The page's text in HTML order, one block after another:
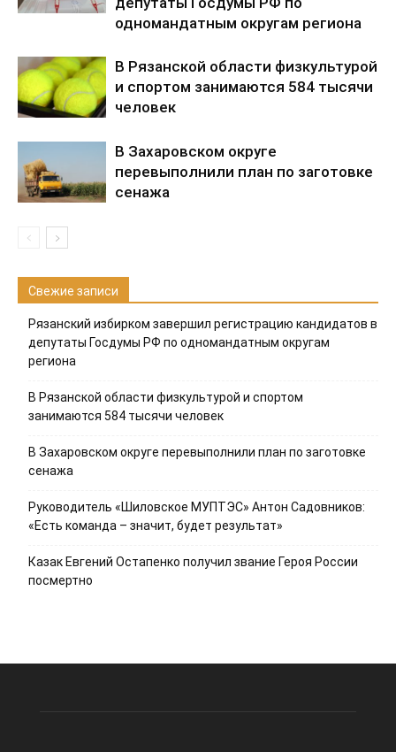
одномандатным округам региона
В Рязанской области физкультурой
и спортом занимаются 584 тысячи
человек
В Захаровском округе
перевыполнили план по заготовке
сенажа
Свежие записи
Рязанский избирком завершил регистрацию кандидатов в
депутаты Госдумы РФ по одномандатным округам
региона
В Рязанской области физкультурой и спортом
занимаются 584 тысячи человек
В Захаровском округе перевыполнили план по заготовке
сенажа
Руководитель «Шиловское МУПТЭС» Антон Садовников:
«Есть команда – значит, будет результат»
Казак Евгений Остапенко получил звание Героя России
посмертно